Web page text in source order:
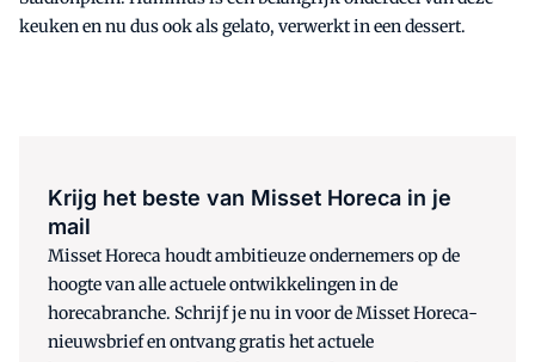
keuken en nu dus ook als gelato, verwerkt in een dessert.
Krijg het beste van Misset Horeca in je
mail
Misset Horeca houdt ambitieuze ondernemers op de
hoogte van alle actuele ontwikkelingen in de
horecabranche. Schrijf je nu in voor de Misset Horeca-
nieuwsbrief en ontvang gratis het actuele